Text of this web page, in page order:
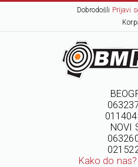
Dobrodošli Prijavi
NOVI
Kako do